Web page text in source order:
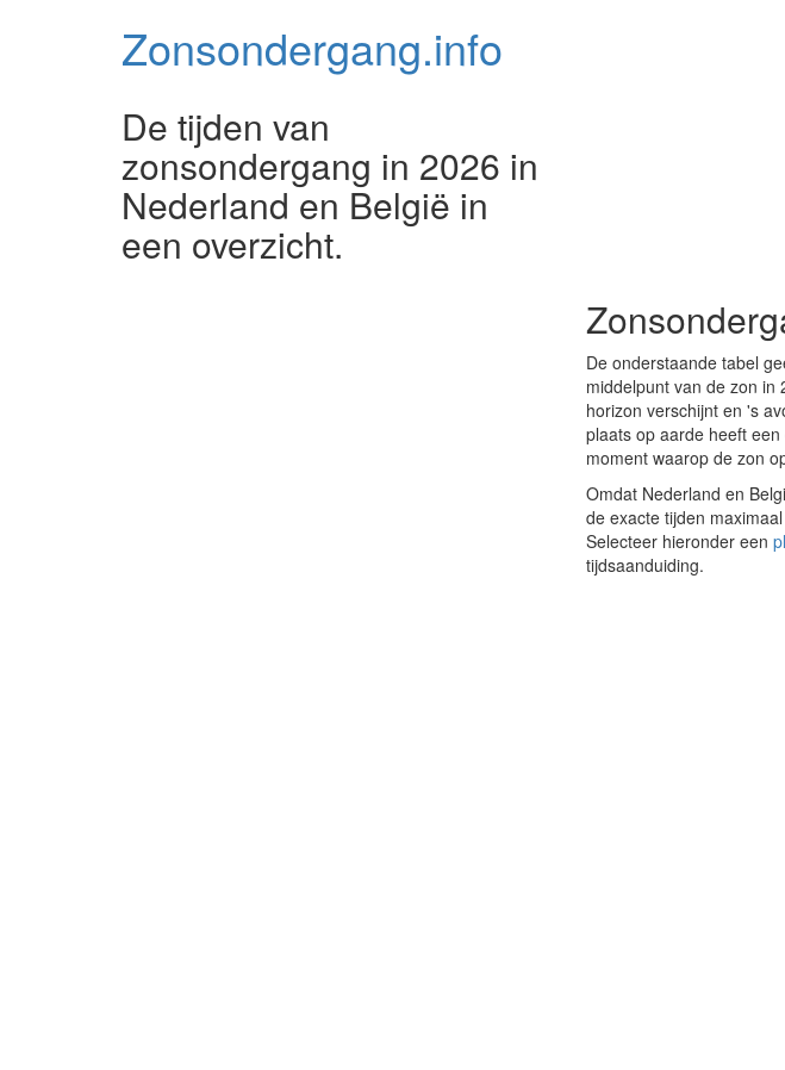
Zonsondergang.info
De tijden van
zonsondergang in 2026 in
Nederland en België in
een overzicht.
De onderstaande tabel
middelpunt van de zon in
horizon verschijnt en 's
plaats op aarde heeft
moment waarop de zon
Omdat Nederland en
de exacte tijden
Selecteer hieronder een
tijdsaanduiding.